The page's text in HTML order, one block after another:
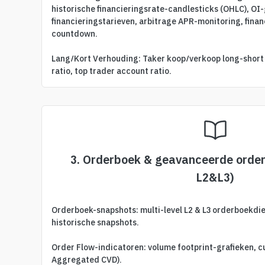
historische financieringsrate-candlesticks (OHLC),
financieringstarieven, arbitrage APR-monitoring,
countdown.
Lang/Kort Verhouding: Taker koop/verkoop long-
ratio, top trader account ratio.
3. Orderboek & geavanceerde
L2&L3)
Orderboek-snapshots: multi-level L2 & L3
historische snapshots.
Order Flow-indicatoren: volume footprint-grafieken,
Aggregated CVD).